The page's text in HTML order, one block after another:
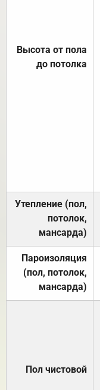
Высота от пола
до потолка
Утепление (пол,
потолок,
мансарда)
Пароизоляция
(пол, потолок,
мансарда)
Пол чистовой